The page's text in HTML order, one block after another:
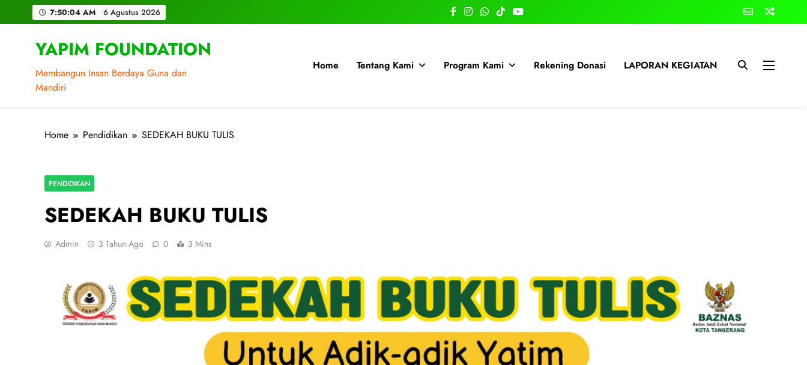
to
7:50:06 AM 6 Agustus 2026
YAPIM FOUNDATION
Membangun Insan Berdaya Guna dan
Mandiri
Home Tentang Kami Program Kami Rekening Donasi LAPORAN KEGIATAN
Home Pendidikan SEDEKAH BUKU TULIS
PENDIDIKAN
SEDEKAH BUKU TULIS
Admin 3 Tahun Ago 0 3 Mins